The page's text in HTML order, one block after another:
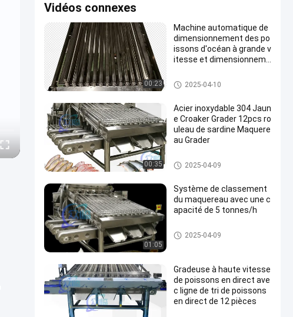
Vidéos connexes
00:23
Machine automatique de
dimensionnement des po
issons d'océan à grande v
itesse et dimensionneme
autres poissons
Machine de tri des poissons
2025-04-10
00:35
Acier inoxydable 304 Jaun
e Croaker Grader 12pcs ro
uleau de sardine Maquere
au Grader
Machine de tri des poissons
2025-04-09
01:05
Système de classement
du maquereau avec une c
apacité de 5 tonnes/h
Machine de tri des poissons
2025-04-09
Gradeuse à haute vitesse
de poissons en direct ave
c ligne de tri de poissons
en direct de 12 pièces